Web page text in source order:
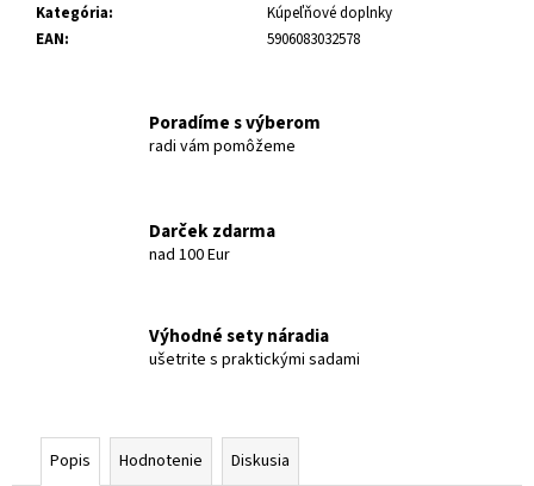
Kategória:
Kúpeľňové doplnky
EAN: 5906083032578
Poradíme s výberom
radi vám pomôžeme
Darček zdarma
nad 100 Eur
Výhodné sety náradia
ušetrite s praktickými sadami
Popis Hodnotenie Diskusia